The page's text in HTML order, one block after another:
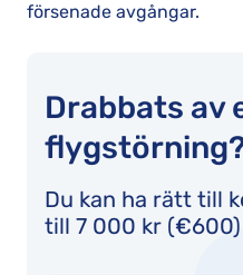
försenade avgångar.
Drabbats av
Du kan ha rätt till
till 7 000 kr (€600)